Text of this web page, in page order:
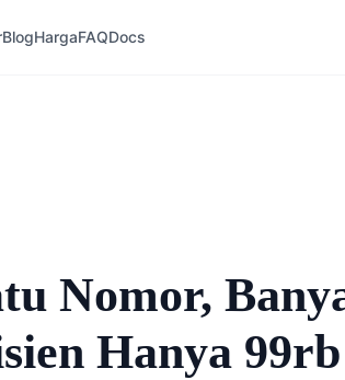
BlogHargaFAQDocs
Nomor,
Hanya 99rb